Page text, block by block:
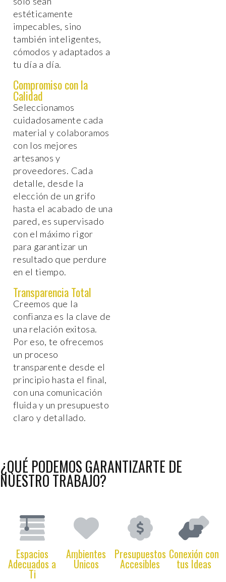
estéticamente
impecables, sino
también inteligentes,
cómodos y adaptados a
tu día a día.
Compromiso con la
Calidad
Seleccionamos
cuidadosamente cada
material y colaboramos
con los mejores
artesanos y
proveedores. Cada
detalle, desde la
elección de un grifo
hasta el acabado de una
pared, es supervisado
con el máximo rigor
para garantizar un
resultado que perdure
en el tiempo.
Transparencia Total
Creemos que la
confianza es la clave de
una relación exitosa.
Por eso, te ofrecemos
un proceso
transparente desde el
principio hasta el final,
con una comunicación
fluida y un presupuesto
claro y detallado.
¿QUÉ PODEMOS GARANTIZARTE DE
NUESTRO TRABAJO?
Espacios
Adecuados a
Ti
Ambientes
Únicos
Presupuestos
Accesibles
Conexión con
tus Ideas